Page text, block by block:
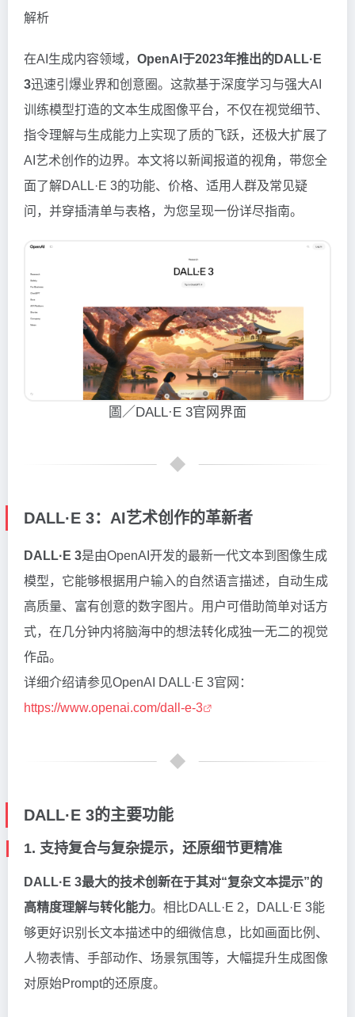
解析
在AI生成内容领域， OpenAI于2023年推出的DALL·E
3迅速引爆业界和创意圈。这款基于深度学习与强大AI
训练模型打造的文本生成图像平台，不仅在视觉细节、
指令理解与生成能力上实现了质的飞跃，还极大扩展了
AI艺术创作的边界。本文将以新闻报道的视角，带您全
面了解DALL·E 3的功能、价格、适用人群及常见疑
问，并穿插清单与表格，为您呈现一份详尽指南。
圖／DALL·E 3官网界面
DALL·E 3：AI艺术创作的革新者
DALL·E 3是由OpenAI开发的最新一代文本到图像生成
模型，它能够根据用户输入的自然语言描述，自动生成
高质量、富有创意的数字图片。用户可借助简单对话方
式，在几分钟内将脑海中的想法转化成独一无二的视觉
作品。
详细介绍请参见OpenAI DALL·E 3官网：
https://www.openai.com/dall-e-3
DALL·E 3的主要功能
1. 支持复合与复杂提示，还原细节更精准
DALL·E 3最大的技术创新在于其对“复杂文本提示”的
高精度理解与转化能力。相比DALL·E 2，DALL·E 3能
够更好识别长文本描述中的细微信息，比如画面比例、
人物表情、手部动作、场景氛围等，大幅提升生成图像
对原始Prompt的还原度。